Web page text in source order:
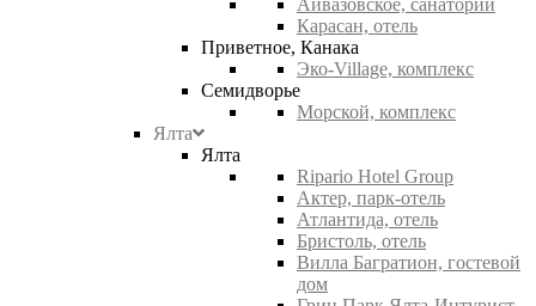
Айвазовское, санаторий
Карасан, отель
Приветное, Канака
Эко-Village, комплекс
Семидворье
Морской, комплекс
Ялта
Ялта
Ripario Hotel Group
Актер, парк-отель
Атлантида, отель
Бристоль, отель
Вилла Багратион, гостевой
дом